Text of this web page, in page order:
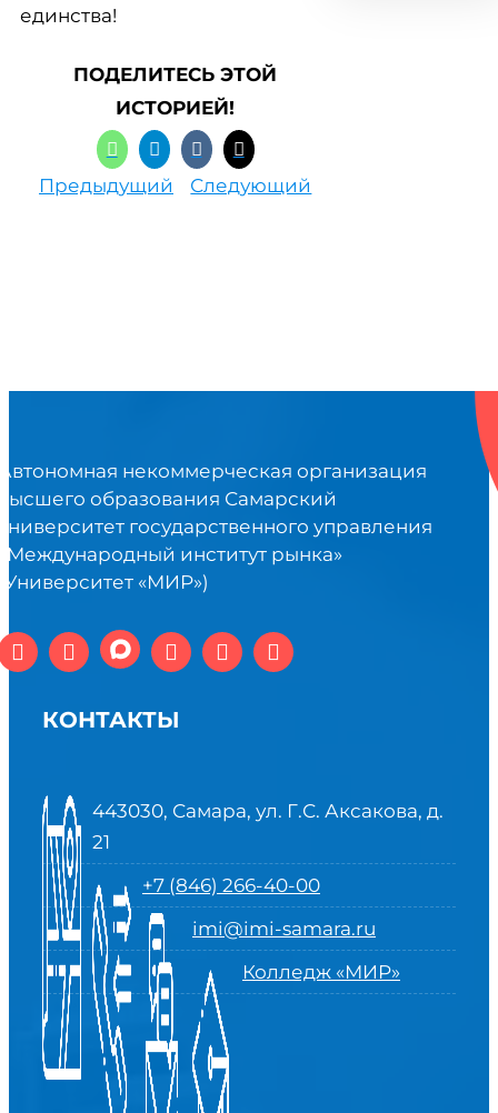
единства!
ПОДЕЛИТЕСЬ ЭТОЙ
ИСТОРИЕЙ!
Предыдущий Следующий
некоммерческая организация
образования Самарский
государственного управления
институт рынка»
«МИР»)
КОНТАКТЫ
443030, Самара, ул. Г.С. Аксакова, д.
21
+7 (846) 266-40-00
imi@imi-samara.ru
Колледж «МИР»